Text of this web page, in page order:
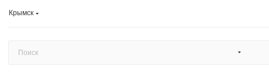
Крымск